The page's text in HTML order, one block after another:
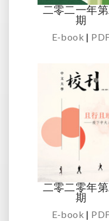
二零二一年
期
E-book |
二零二零年
期
E-book |